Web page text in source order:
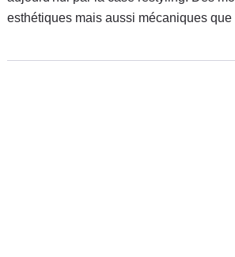
esthétiques mais aussi mécaniques